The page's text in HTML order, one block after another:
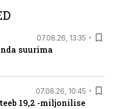
07.08.26, 13:35
suurima
07.08.26, 10:45
19,2 -miljonilise